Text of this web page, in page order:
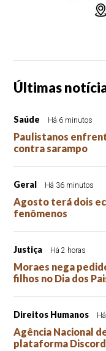
Últimas
Saúde Há 6 minutos
Paulistanos
contra sarampo
Geral Há 36 minutos
Agosto terá dois
fenômenos
Justiça Há 2 horas
Moraes nega
filhos no Dia dos
Direitos Humanos
Agência Nacional
plataforma Discord